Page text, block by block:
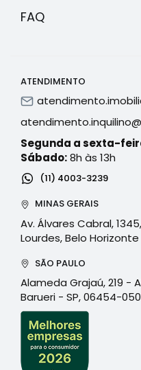
FAQ
ATENDIMENTO
Segunda a sexta-
Sábado:8h às 13h
(11) 4003-3239
MINAS GERAIS
Av. Álvares Cabral,
Lourdes, Belo
SÃO PAULO
Alameda Grajaú, 219 -
Barueri - SP, 06454-050